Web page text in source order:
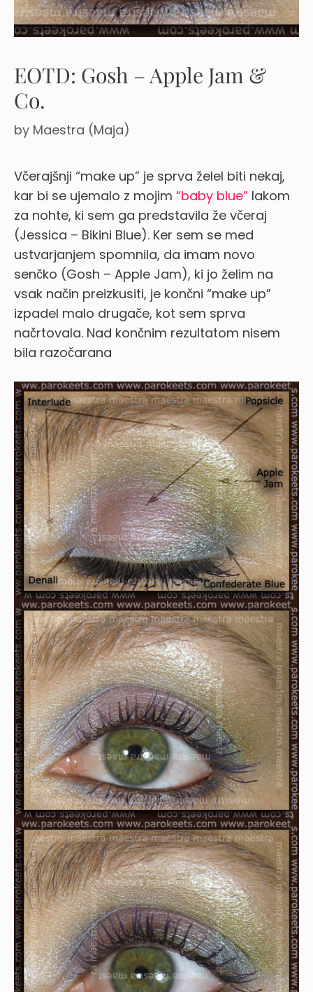
EOTD: Gosh – Apple Jam &
Co.
by Maestra (Maja)
Včerajšnji “make up” je sprva želel biti nekaj,
kar bi se ujemalo z mojim “baby blue” lakom
za nohte, ki sem ga predstavila že včeraj
(Jessica – Bikini Blue). Ker sem se med
ustvarjanjem spomnila, da imam novo
senčko (Gosh – Apple Jam), ki jo želim na
vsak način preizkusiti, je končni “make up”
izpadel malo drugače, kot sem sprva
načrtovala. Nad končnim rezultatom nisem
bila razočarana